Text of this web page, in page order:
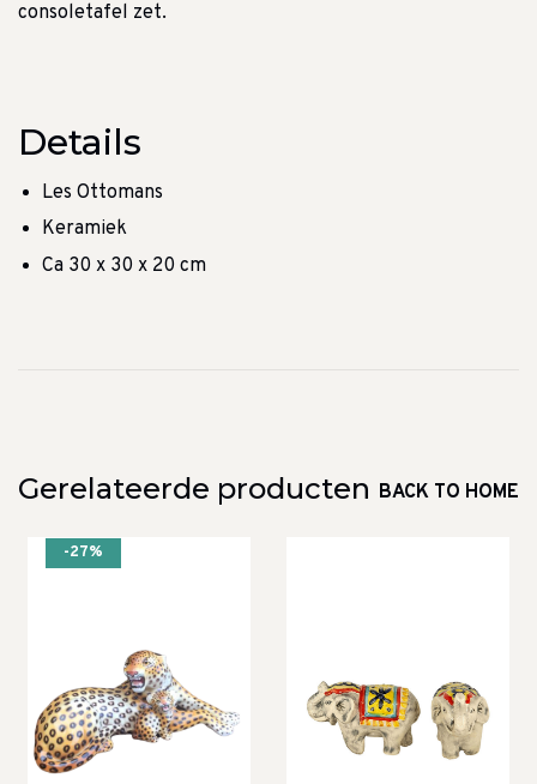
consoletafel zet.
Details
Les Ottomans
Keramiek
Ca 30 x 30 x 20 cm
Gerelateerde producten BACK TO HOME
-27%